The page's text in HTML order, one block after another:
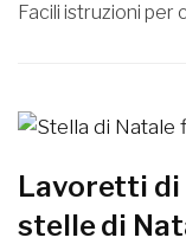
Facili istruzioni per
Lavoretti di
stelle di